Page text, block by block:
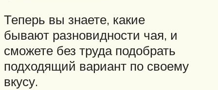
Теперь вы знаете, какие
бывают разновидности чая, и
сможете без труда подобрать
подходящий вариант по своему
вкусу.